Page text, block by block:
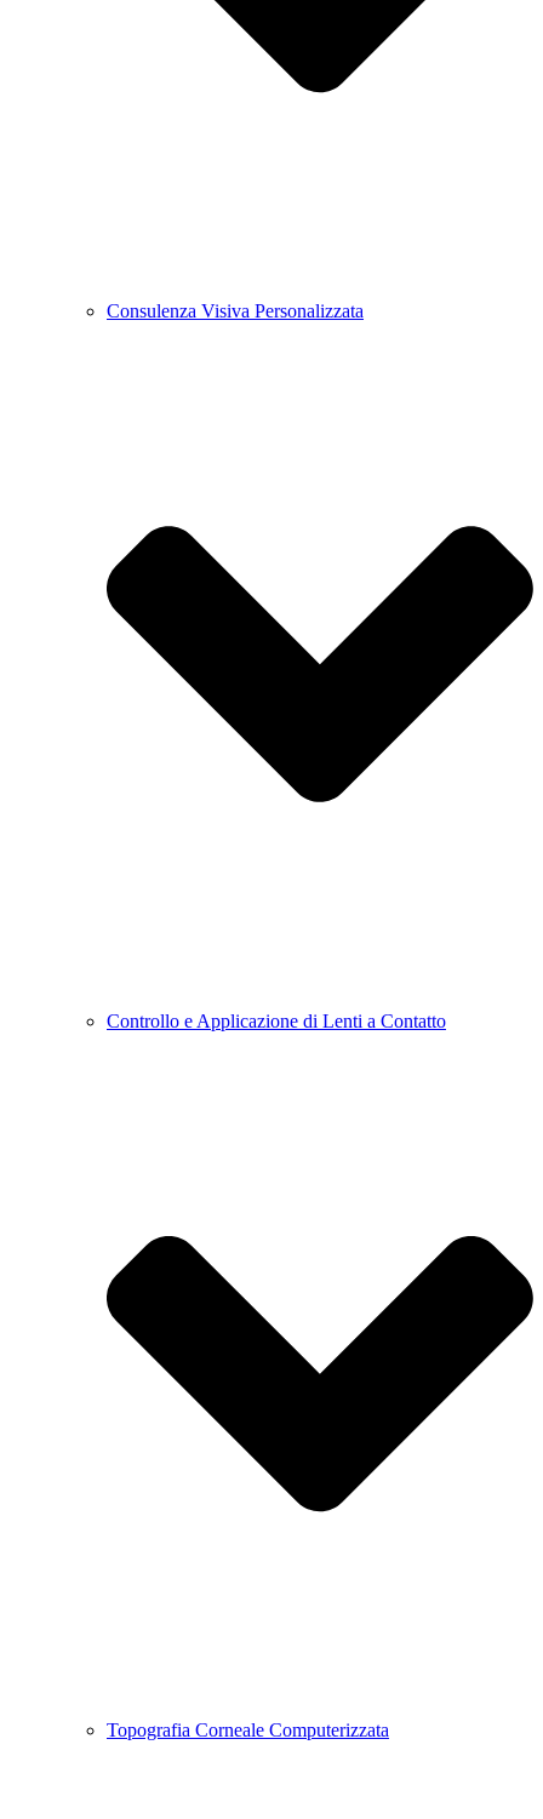
Consulenza Visiva Personalizzata
Controllo e Applicazione di Lenti a Contatto
Topografia Corneale Computerizzata